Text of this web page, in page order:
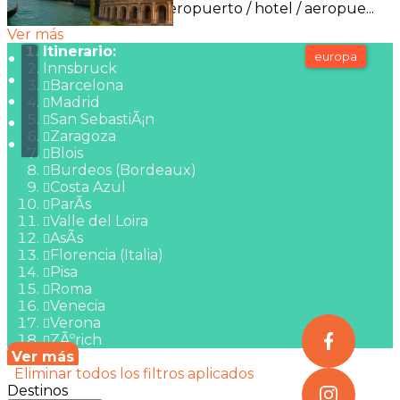
europa
Traslados incluidos Aeropuerto / hotel / aeropue...
Ver más
Itinerario:
Innsbruck
Barcelona
Madrid
San SebastiÃ¡n
Zaragoza
Blois
Burdeos (Bordeaux)
Costa Azul
ParÃ­s
Valle del Loira
AsÃ­s
Florencia (Italia)
Pisa
Roma
Venecia
Verona
ZÃºrich
Ver más
Eliminar todos los filtros aplicados
Destinos